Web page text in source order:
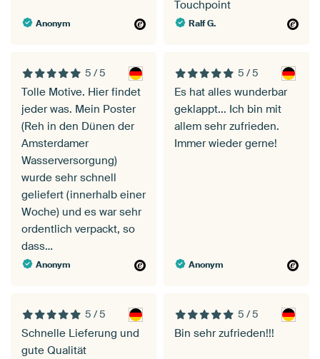
Anonym
Touchpoint
Ralf G.
5 / 5
Tolle Motive. Hier findet
jeder was. Mein Poster
(Reh in den Dünen der
Amsterdamer
Wasserversorgung)
wurde sehr schnell
geliefert (innerhalb einer
Woche) und es war sehr
ordentlich verpackt, so
dass…
Anonym
5 / 5
Es hat alles wunderbar
geklappt... Ich bin mit
allem sehr zufrieden.
Immer wieder gerne!
Anonym
5 / 5
Schnelle Lieferung und
gute Qualität
5 / 5
Bin sehr zufrieden!!!